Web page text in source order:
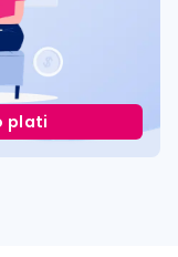
plati